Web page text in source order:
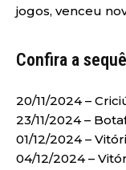
jogos, venceu
Confira a
20/11/2024 –
23/11/2024 –
01/12/2024 –
04/12/2024 –